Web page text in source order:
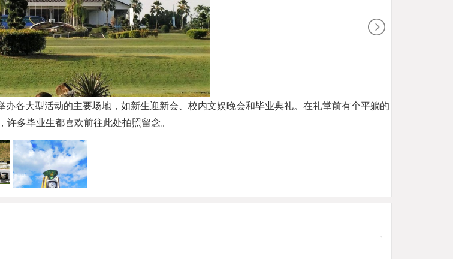
各大型活动的主要场地，如新生迎新会、校内文娱晚会和毕业典礼。在礼堂前有个平躺的
许多毕业生都喜欢前往此处拍照留念。